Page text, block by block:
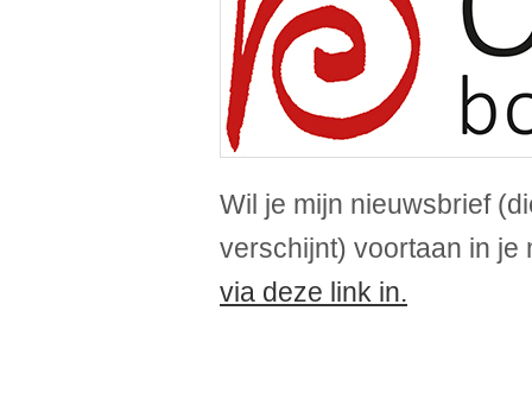
Wil je mijn nieuwsbrief
verschijnt) voortaan in
via deze link in.